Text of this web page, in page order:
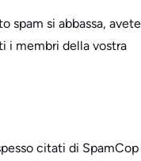
spam si abbassa, avete
i membri della vostra
citati di SpamCop